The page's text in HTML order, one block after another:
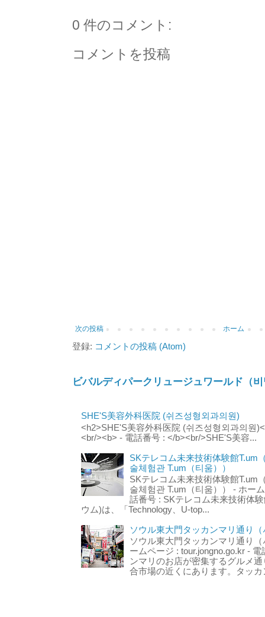
0 件のコメント:
コメントを投稿
次の投稿 ホーム
登録: コメントの投稿 (Atom)
ビバルディパークリュージュワールド（
SHE'S美容外科医院 (쉬즈성형외과의원)
<h2>SHE'S美容外科医院 (쉬즈성형외과의원
<br/><b> - 電話番号 : </b><br/>SHE'S美容...
SKテレコム未来技術体験館T.um
술체험관 T.um（티움））
SKテレコム未来技術体験館T.um
술체험관 T.um（티움）） - ホー
話番号 : SKテレコム未来技術体
ウム)は、「Technology、U-top...
ソウル東大門タッカンマリ通り
ソウル東大門タッカンマリ通り
ームページ : tour.jongno.go.kr -
ンマリのお店が密集するグルメ
合市場の近くにあります。タッ